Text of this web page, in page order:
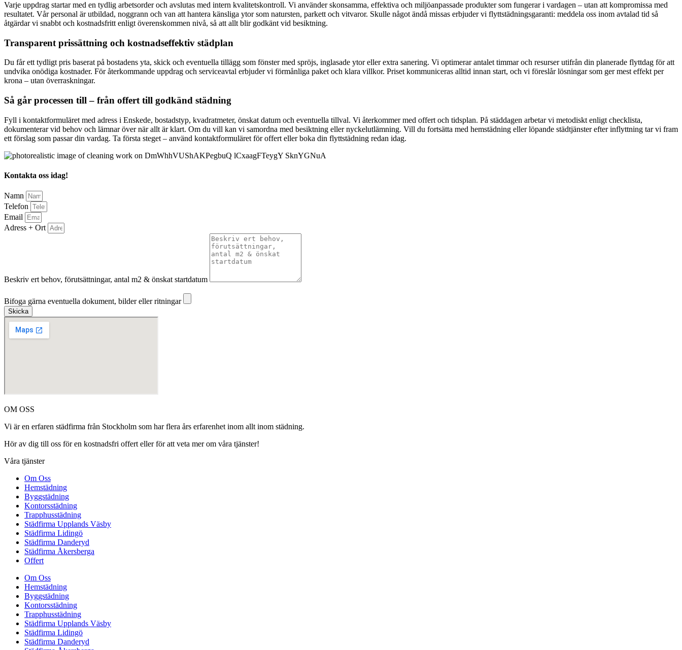
Varje uppdrag startar med en tydlig arbetsorder och avslutas med intern kvalitetskontroll. Vi använder skonsamma, effektiva och miljöanpassade produkter som fungerar i vardagen – utan att kompromissa med
resultatet. Vår personal är utbildad, noggrann och van att hantera känsliga ytor som natursten, parkett och vitvaror. Skulle något ändå missas erbjuder vi flyttstädningsgaranti: meddela oss inom avtalad tid så
åtgärdar vi snabbt och kostnadsfritt enligt överenskommen nivå, så att allt blir godkänt vid besiktning.
Transparent prissättning och kostnadseffektiv städplan
Du får ett tydligt pris baserat på bostadens yta, skick och eventuella tillägg som fönster med spröjs, inglasade ytor eller extra sanering. Vi optimerar antalet timmar och resurser utifrån din planerade flyttdag för att
undvika onödiga kostnader. För återkommande uppdrag och serviceavtal erbjuder vi förmånliga paket och klara villkor. Priset kommuniceras alltid innan start, och vi föreslår lösningar som ger mest effekt per
krona – utan överraskningar.
Så går processen till – från offert till godkänd städning
Fyll i kontaktformuläret med adress i Enskede, bostadstyp, kvadratmeter, önskat datum och eventuella tillval. Vi återkommer med offert och tidsplan. På städdagen arbetar vi metodiskt enligt checklista,
dokumenterar vid behov och lämnar över när allt är klart. Om du vill kan vi samordna med besiktning eller nyckelutlämning. Vill du fortsätta med hemstädning eller löpande städtjänster efter inflyttning tar vi fram
ett förslag som passar din vardag. Ta första steget – använd kontaktformuläret för offert eller boka din flyttstädning redan idag.
Kontakta oss idag!
Namn
Telefon
Email
Adress + Ort
Beskriv ert behov, förutsättningar, antal m2 & önskat startdatum
Bifoga gärna eventuella dokument, bilder eller ritningar
Skicka
OM OSS
Vi är en erfaren städfirma från Stockholm som har flera års erfarenhet inom allt inom städning.
Hör av dig till oss för en kostnadsfri offert eller för att veta mer om våra tjänster!
Våra tjänster
Om Oss
Hemstädning
Byggstädning
Kontorsstädning
Trapphusstädning
Städfirma Upplands Väsby
Städfirma Lidingö
Städfirma Danderyd
Städfirma Åkersberga
Offert
Om Oss
Hemstädning
Byggstädning
Kontorsstädning
Trapphusstädning
Städfirma Upplands Väsby
Städfirma Lidingö
Städfirma Danderyd